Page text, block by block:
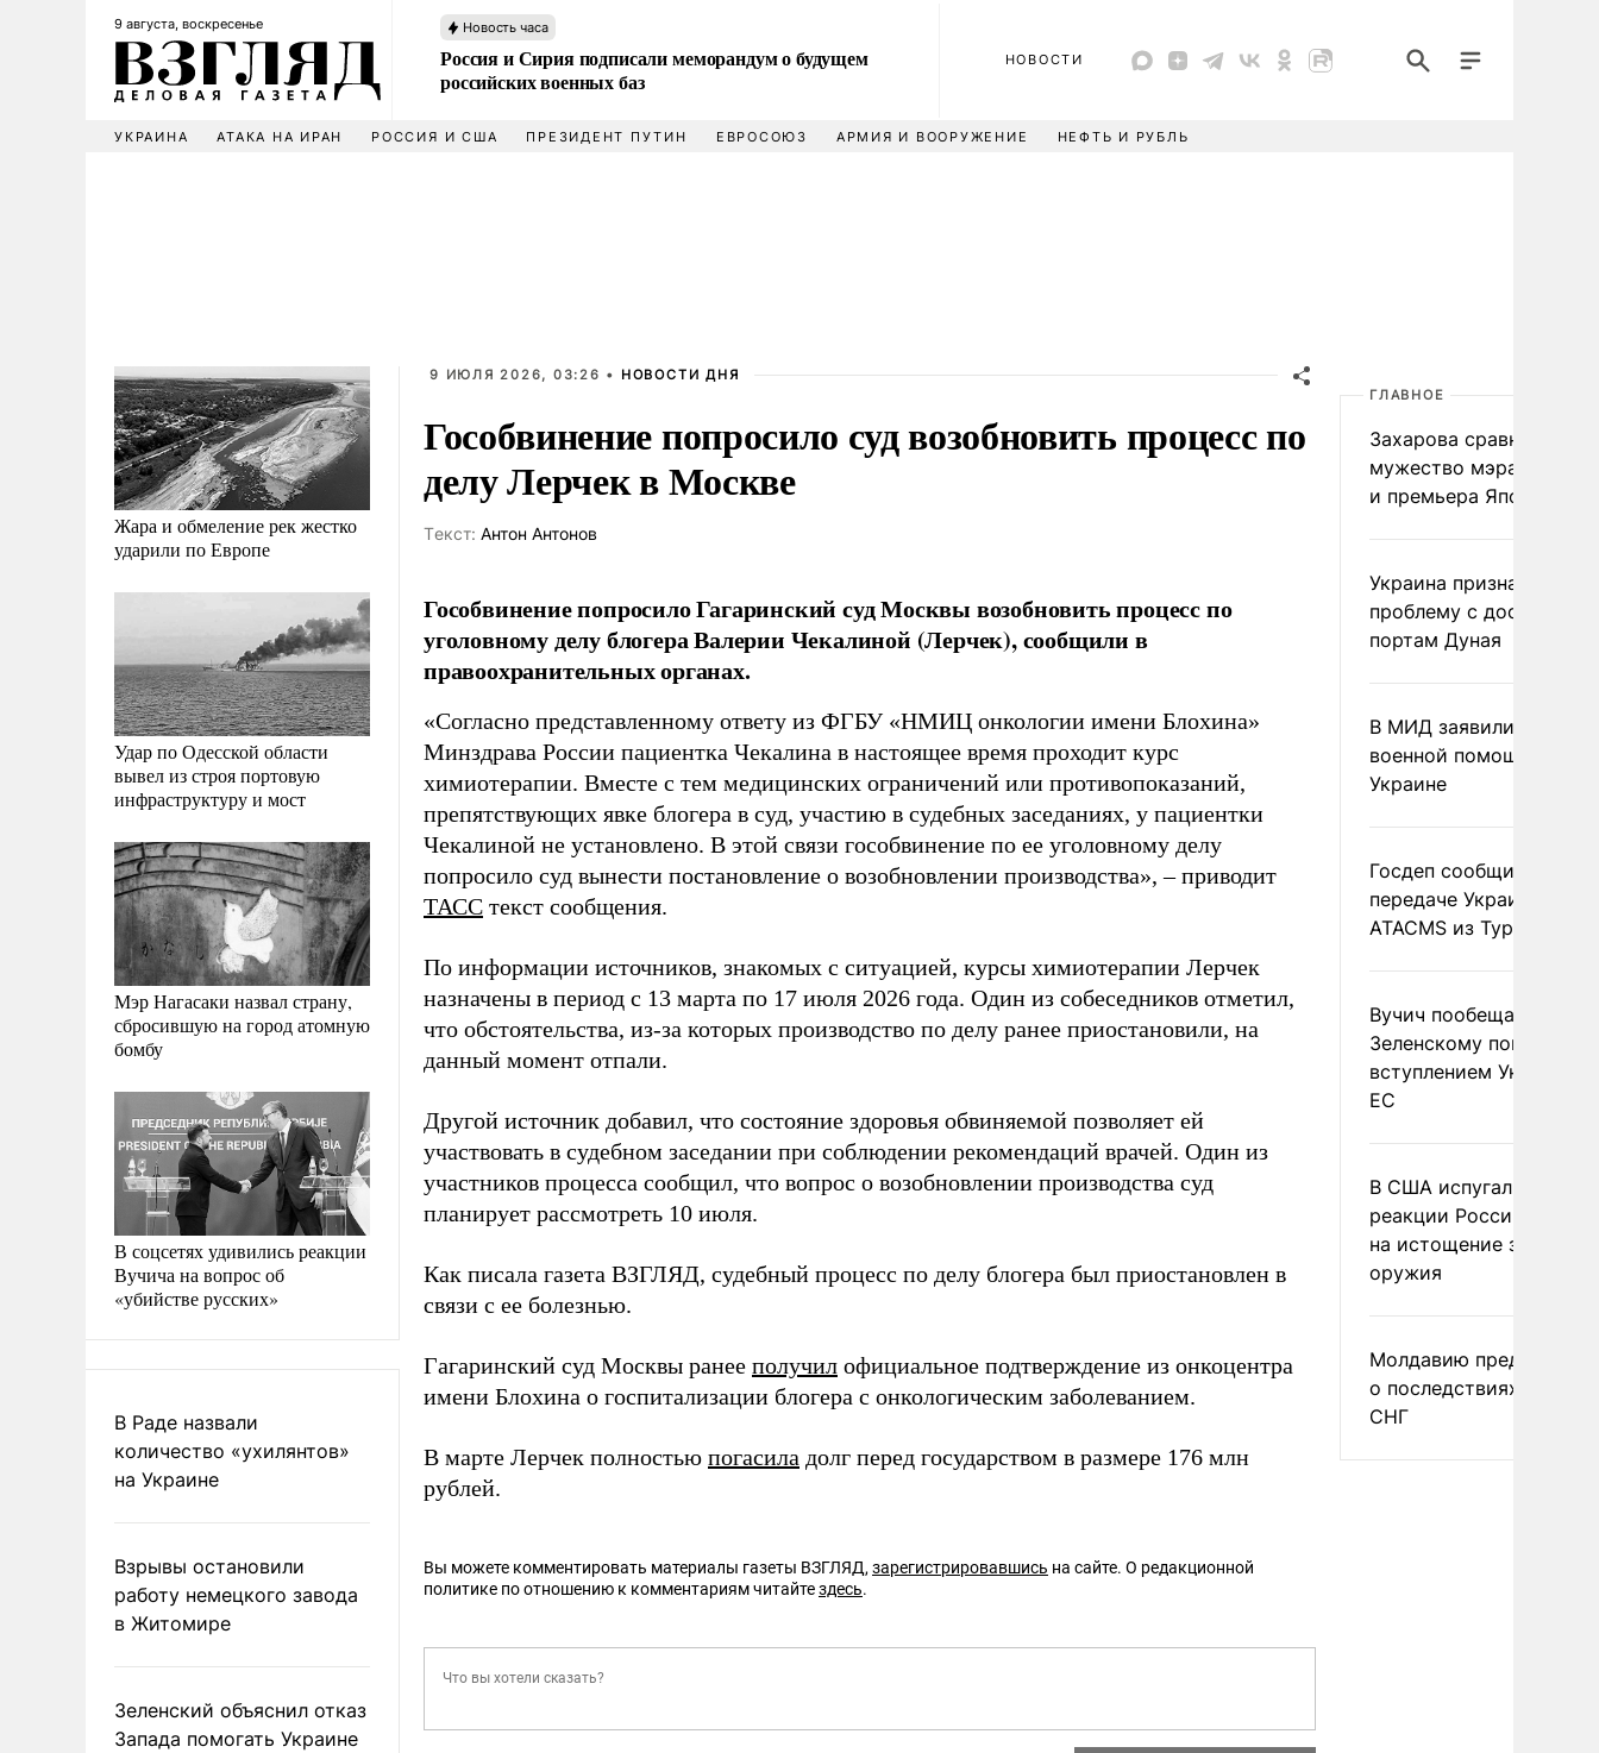
9 августа, воскресенье Новость часа
Россия и Сирия подписали меморандум о будущем
российских военных баз
НОВОСТИ
УКРАИНА АТАКА НА ИРАН РОССИЯ И США ПРЕЗИДЕНТ ПУТИН ЕВРОСОЮЗ АРМИЯ И ВООРУЖЕНИЕ НЕФТЬ И РУБЛЬ
Жара и обмеление рек жестко
ударили по Европе
Удар по Одесской области
вывел из строя портовую
инфраструктуру и мост
Мэр Нагасаки назвал страну,
сбросившую на город атомную
бомбу
В соцсетях удивились реакции
Вучича на вопрос об
«убийстве русских»
В Раде назвали
количество «ухилянтов»
на Украине
Взрывы остановили
работу немецкого завода
в Житомире
Зеленский объяснил отказ
Запада помогать Украине
9 ИЮЛЯ 2026, 03:26 • НОВОСТИ ДНЯ
Гособвинение попросило суд возобновить процесс по
делу Лерчек в Москве
Tекст: Антон Антонов
Гособвинение попросило Гагаринский суд Москвы возобновить процесс по
уголовному делу блогера Валерии Чекалиной (Лерчек), сообщили в
правоохранительных органах.
«Согласно представленному ответу из ФГБУ «НМИЦ онкологии имени Блохина»
Минздрава России пациентка Чекалина в настоящее время проходит курс
химиотерапии. Вместе с тем медицинских ограничений или противопоказаний,
препятствующих явке блогера в суд, участию в судебных заседаниях, у пациентки
Чекалиной не установлено. В этой связи гособвинение по ее уголовному делу
попросило суд вынести постановление о возобновлении производства», – приводит
ТАСС текст сообщения.
По информации источников, знакомых с ситуацией, курсы химиотерапии Лерчек
назначены в период с 13 марта по 17 июля 2026 года. Один из собеседников отметил,
что обстоятельства, из-за которых производство по делу ранее приостановили, на
данный момент отпали.
Другой источник добавил, что состояние здоровья обвиняемой позволяет ей
участвовать в судебном заседании при соблюдении рекомендаций врачей. Один из
участников процесса сообщил, что вопрос о возобновлении производства суд
планирует рассмотреть 10 июля.
Как писала газета ВЗГЛЯД, судебный процесс по делу блогера был приостановлен в
связи с ее болезнью.
Гагаринский суд Москвы ранее получил официальное подтверждение из онкоцентра
имени Блохина о госпитализации блогера с онкологическим заболеванием.
В марте Лерчек полностью погасила долг перед государством в размере 176 млн
рублей.
Вы можете комментировать материалы газеты ВЗГЛЯД, зарегистрировавшись на сайте. О редакционной
политике по отношению к комментариям читайтездесь.
ГЛАВНОЕ
Захарова сравнила
мужество мэра
и премьера Японии
Украина признала
проблему с доступом к
портам Дуная
В МИД заявили о
военной помощи
Украине
Госдеп сообщил о
передаче Украине
ATACMS из Турции
Вучич пообещал
Зеленскому помочь со
вступлением Украины в
ЕС
В США испугались
реакции России и
на истощение запасов
оружия
Молдавию
о последствиях выхода
СНГ